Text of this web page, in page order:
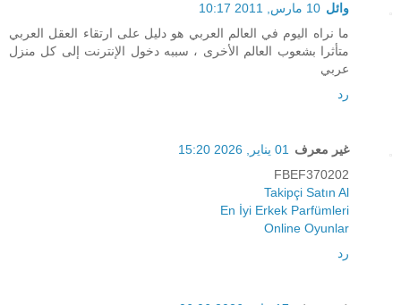
وائل 10 مارس, 2011 10:17
ما نراه اليوم في العالم العربي هو دليل على ارتقاء العقل العربي
متأثرا بشعوب العالم الأخرى ، سببه دخول الإنترنت إلى كل منزل
عربي
رد
غير معرف
01 يناير, 2026 15:20
FBEF370202
Takipçi Satın Al
En İyi Erkek Parfümleri
Online Oyunlar
رد